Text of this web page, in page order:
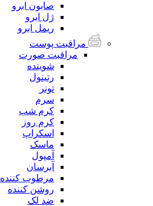
صابون ابرو
ژل ابرو
ریمل ابرو
مراقبت پوست
مراقبت صورت
شوینده
رتینول
تونر
سرم
کرم شب
کرم روز
اسکراپ
ماسک
آمپول
آبرسان
مرطوب کننده
روشن کننده
ضد لک